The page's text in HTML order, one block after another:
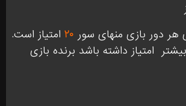
هر دور بازی منهای سور ۲۰ امتیاز است.
امتیاز داشته باشد برنده بازی